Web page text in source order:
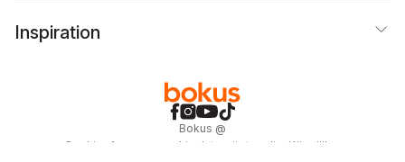
Inspiration
Bokus @
Cookies
Anpassa cookies Integritetspolicy Köpvillkor